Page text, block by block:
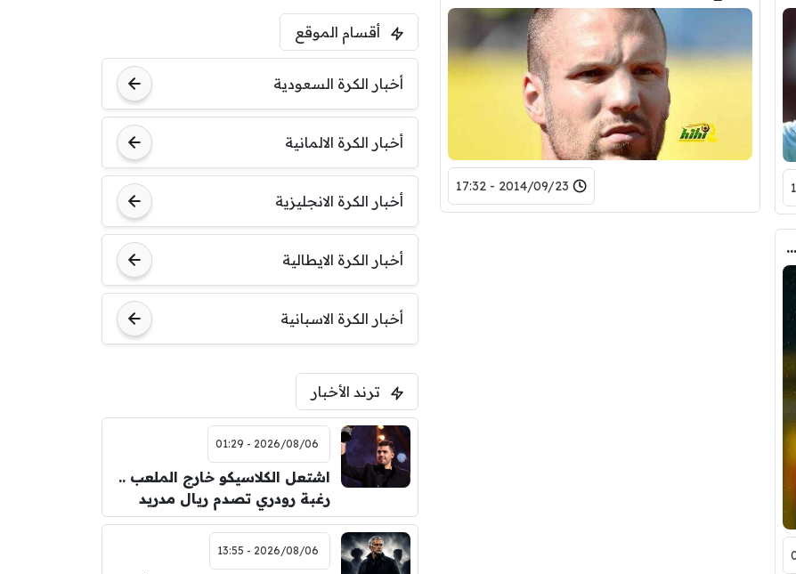
2014/09/23 - 17:32
صور : 6 نجوم ستنتقل لليونايتد فى حال وصول لويس فان جال لتدريب الفريق الموسم المقبل!
أقسام الموقع
أخبار الكرة السعودية
أخبار الكرة الالمانية
أخبار الكرة الانجليزية
أخبار الكرة الايطالية
أخبار الكرة الاسبانية
ترند الأخبار
2026/08/06 - 01:29
اشتعل الكلاسيكو خارج الملعب ..
رغبة رودري تصدم ريال مدريد
2026/08/06 - 13:55